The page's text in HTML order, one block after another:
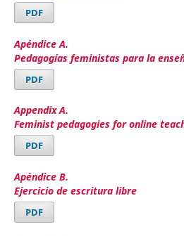
PDF
Apéndice A.
Pedagogías feministas para la
PDF
Appendix A.
Feminist pedagogies for online
PDF
Apéndice B.
Ejercicio de escritura libre
PDF